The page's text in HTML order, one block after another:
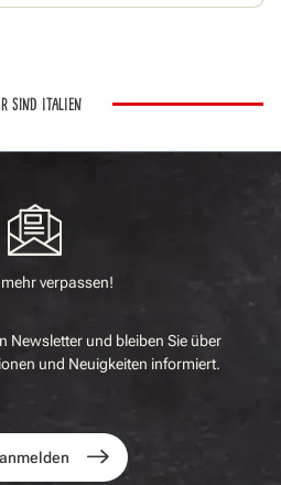
SIND ITALIEN
verpassen!
Newsletter und bleiben Sie über
und Neuigkeiten informiert.